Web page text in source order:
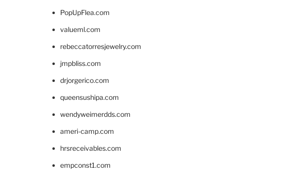
PopUpFlea.com
valueml.com
rebeccatorresjewelry.com
jmpbliss.com
drjorgerico.com
queensushipa.com
wendyweimerdds.com
ameri-camp.com
hrsreceivables.com
empconst1.com